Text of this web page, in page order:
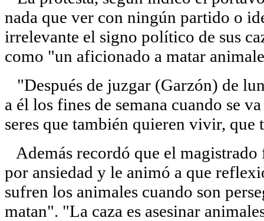
nada que ver con ningún partido o
irrelevante el signo político de sus
como "un aficionado a matar
"Después de juzgar (Garzón) de
a él los fines de semana cuando se
seres que también quieren vivir,
Además recordó que el
por ansiedad y le animó a que
sufren los animales cuando son
matan". "La caza es asesinar